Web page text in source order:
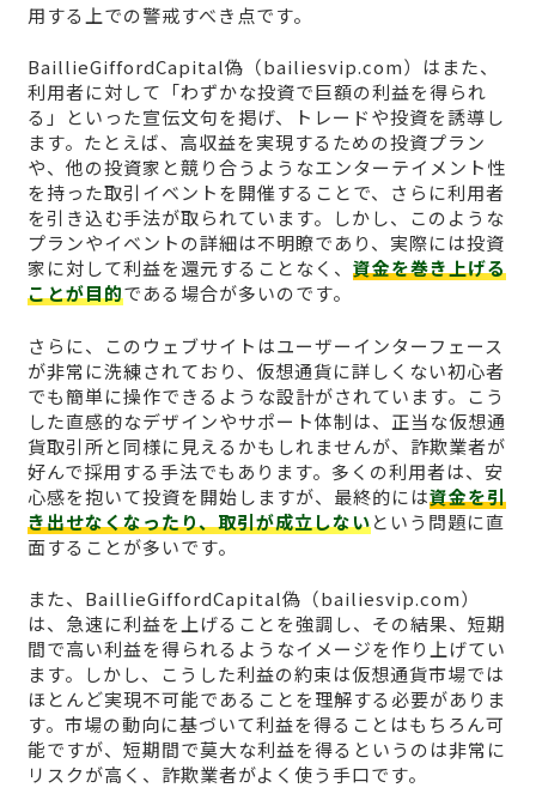
用する上での警戒すべき点です。
BaillieGiffordCapital偽（bailiesvip.com）はまた、
利用者に対して「わずかな投資で巨額の利益を得られ
る」といった宣伝文句を掲げ、トレードや投資を誘導し
ます。たとえば、高収益を実現するための投資プラン
や、他の投資家と競り合うようなエンターテイメント性
を持った取引イベントを開催することで、さらに利用者
を引き込む手法が取られています。しかし、このような
プランやイベントの詳細は不明瞭であり、実際には投資
家に対して利益を還元することなく、 資金を巻き上げる
ことが目的である場合が多いのです。
さらに、このウェブサイトはユーザーインターフェース
が非常に洗練されており、仮想通貨に詳しくない初心者
でも簡単に操作できるような設計がされています。こう
した直感的なデザインやサポート体制は、正当な仮想通
貨取引所と同様に見えるかもしれませんが、詐欺業者が
好んで採用する手法でもあります。多くの利用者は、安
心感を抱いて投資を開始しますが、最終的には資金を引
き出せなくなったり、取引が成立しないという問題に直
面することが多いです。
また、BaillieGiffordCapital偽（bailiesvip.com）
は、急速に利益を上げることを強調し、その結果、短期
間で高い利益を得られるようなイメージを作り上げてい
ます。しかし、こうした利益の約束は仮想通貨市場では
ほとんど実現不可能であることを理解する必要がありま
す。市場の動向に基づいて利益を得ることはもちろん可
能ですが、短期間で莫大な利益を得るというのは非常に
リスクが高く、詐欺業者がよく使う手口です。